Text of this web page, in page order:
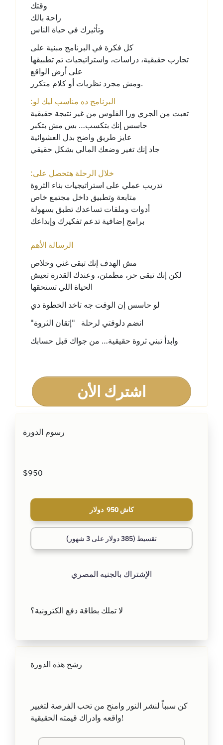
رسوم الدورة
$950
كاش 950 دولار
تقسيط (385 دولار على 3 شهور)
الإشتراك بالجنيه المصري
لا تملك بطاقة دفع الكترونية؟
رشح هذه الدورة
كن سبباً لنشر النور وامنح من تحب الفرصة لتغيير
واقعه وادراك قيمته الحقيقية!
وقتك
راحة بالك
وتأثيرك في حياة الناس
كل فكرة في البرنامج مبنية على
تجارب حقيقية، دراسات، واستراتيجيات تم تطبيقها
على أرض الواقع
ومش مجرد نظريات أو كلام متكرر.
:البرنامج ده مناسب ليك لو
تعبت من الجري ورا الفلوس من غير نتيجة حقيقية
حاسس إنك بتكسب… بس مش بتكبر
عايز طريق واضح بدل العشوائية
جاد إنك تغير وضعك المالي بشكل حقيقي
:خلال الرحلة هتحصل على
تدريب عملي على استراتيجيات بناء الثروة
متابعة وتطبيق داخل مجتمع خاص
أدوات وملفات تساعدك تطبق بسهولة
برامج إضافية تدعم تفكيرك وإبداعك
مش الهدف إنك تبقى غني وخلاص
لكن إنك تبقى حر، مطمئن، وعندك القدرة تعيش
الحياة اللي تستحقها
لو حاسس إن الوقت جه تاخد الخطوة دي
"
انضم دلوقتي لرحلة "إتقان الثروة
اشترك الأن